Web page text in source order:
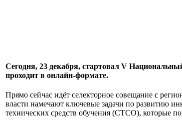
Сегодня, 23 декабря, стартовал V
проходит в онлайн-формате.
Прямо сейчас идёт селекторное совещание с
власти намечают ключевые задачи по развитию
технических средств обучения (СТСО), которые